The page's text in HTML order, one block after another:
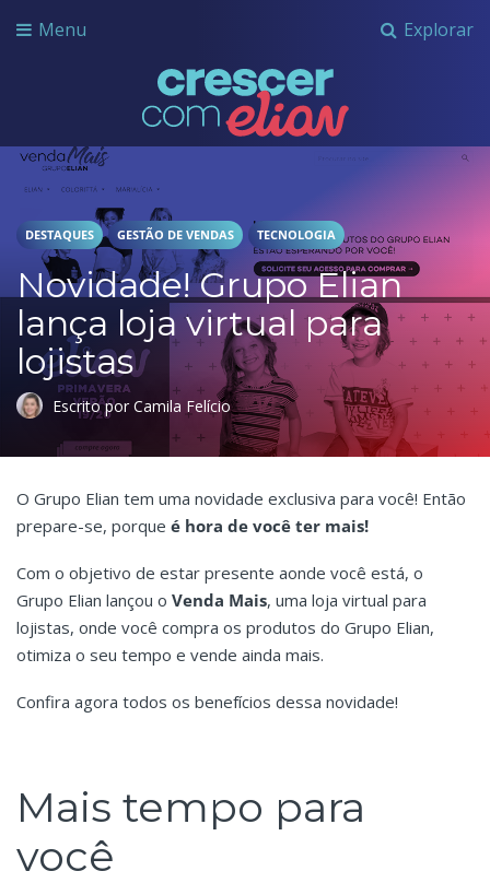
Explorar
Menu
Crescer com Grupo Elian
DESTAQUES GESTÃO DE VENDAS TECNOLOGIA
Novidade! Grupo Elian
lança loja virtual para
lojistas
Escrito por Camila Felício
O Grupo Elian tem uma novidade exclusiva para você! Então
prepare-se, porque é hora de você ter mais!
Com o objetivo de estar presente aonde você está, o
Grupo Elian lançou o Venda Mais, uma loja virtual para
lojistas, onde você compra os produtos do Grupo Elian,
otimiza o seu tempo e vende ainda mais.
Confira agora todos os benefícios dessa novidade!
Mais tempo para
você